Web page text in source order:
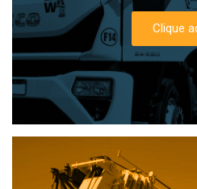
Clique